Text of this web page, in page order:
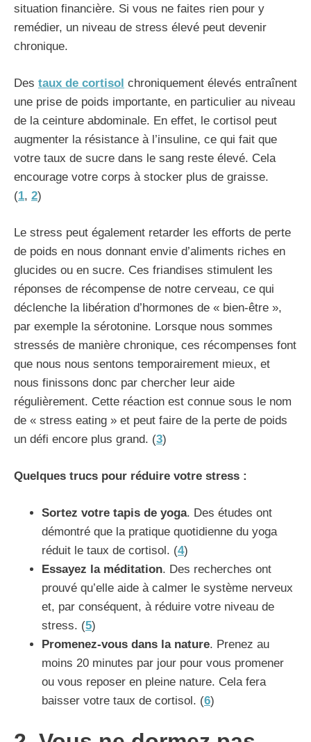
situation financière. Si vous ne faites rien pour y
remédier, un niveau de stress élevé peut devenir
chronique.
Des taux de cortisol chroniquement élevés entraînent
une prise de poids importante, en particulier au niveau
de la ceinture abdominale. En effet, le cortisol peut
augmenter la résistance à l’insuline, ce qui fait que
votre taux de sucre dans le sang reste élevé. Cela
encourage votre corps à stocker plus de graisse.
(1, 2)
Le stress peut également retarder les efforts de perte
de poids en nous donnant envie d’aliments riches en
glucides ou en sucre. Ces friandises stimulent les
réponses de récompense de notre cerveau, ce qui
déclenche la libération d’hormones de « bien-être »,
par exemple la sérotonine. Lorsque nous sommes
stressés de manière chronique, ces récompenses font
que nous nous sentons temporairement mieux, et
nous finissons donc par chercher leur aide
régulièrement. Cette réaction est connue sous le nom
de « stress eating » et peut faire de la perte de poids
un défi encore plus grand. (3)
Quelques trucs pour réduire votre stress :
Sortez votre tapis de yoga. Des études ont
démontré que la pratique quotidienne du yoga
réduit le taux de cortisol. (4)
Essayez la méditation. Des recherches ont
prouvé qu’elle aide à calmer le système nerveux
et, par conséquent, à réduire votre niveau de
stress. (5)
Promenez-vous dans la nature. Prenez au
moins 20 minutes par jour pour vous promener
ou vous reposer en pleine nature. Cela fera
baisser votre taux de cortisol. (6)